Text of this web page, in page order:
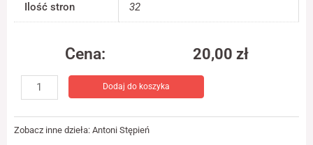
Ilość stron 32
Cena: 20,00 zł
Natura
i
funkcje.
Człowiek
Dodaj do koszyka
Zobacz inne dzieła: Antoni Stępień
odrzucisz te pliki
cookie, niektóre
funkcje znikną ze